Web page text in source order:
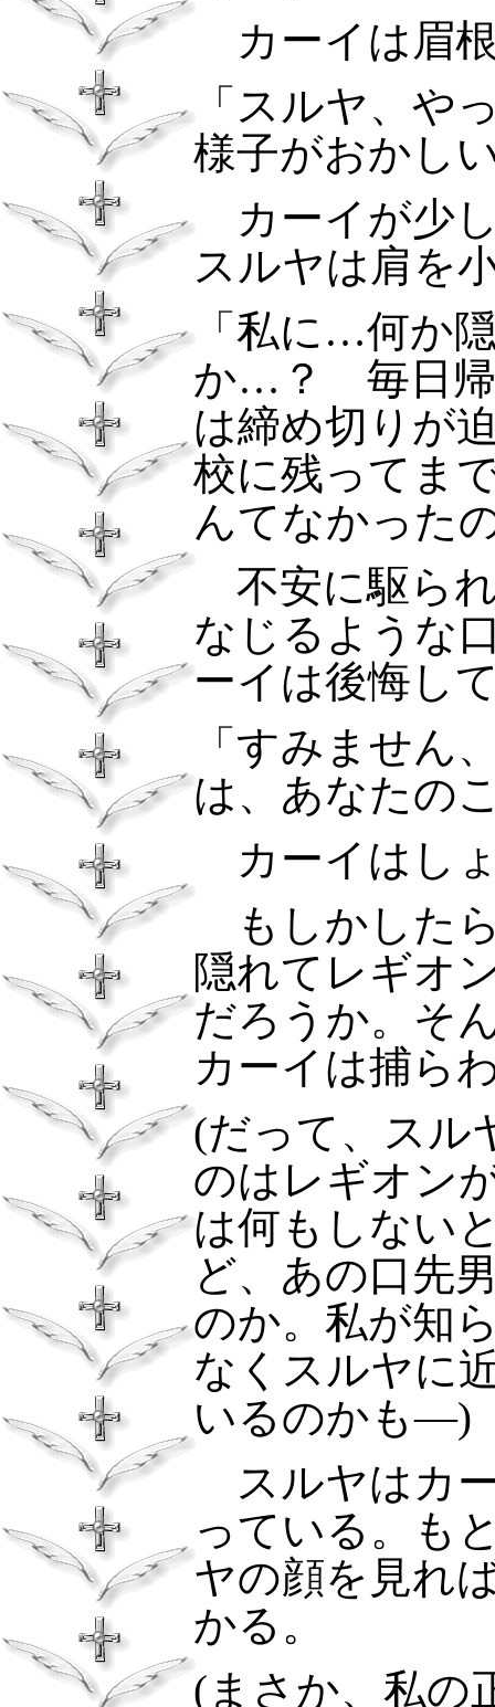
カーイは眉
「スルヤ、や
様子がおかし
カーイが少
スルヤは肩を
「私に…何か
か…？ 毎日帰
は締め切りが
校に残ってま
んてなかった
不安に駆ら
なじるような
ーイは後悔し
「すみません
は、あなたの
カーイはし
もしかした
隠れてレギオ
だろうか。そ
カーイは捕ら
(だって、スル
のはレギオン
は何もしない
ど、あの口先
のか。私が知
なくスルヤに
いるのかも―)
スルヤはカ
っている。も
ヤの顔を見れ
かる。
(まさか、私の